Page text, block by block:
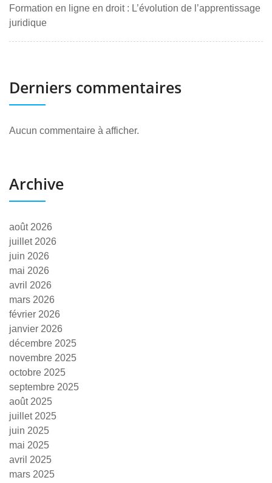
Formation en ligne en droit : L’évolution de l’apprentissage
juridique
Derniers commentaires
Aucun commentaire à afficher.
Archive
août 2026
juillet 2026
juin 2026
mai 2026
avril 2026
mars 2026
février 2026
janvier 2026
décembre 2025
novembre 2025
octobre 2025
septembre 2025
août 2025
juillet 2025
juin 2025
mai 2025
avril 2025
mars 2025